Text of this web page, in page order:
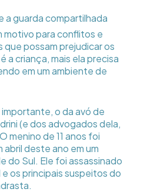
a guarda compartilhada
motivo para conflitos e
possam prejudicar os
a criança, mais ela precisa
em um ambiente de
o da avó de
(e dos advogados dela,
menino de 11 anos foi
deste ano em um
do Sul. Ele foi assassinado
os principais suspeitos do